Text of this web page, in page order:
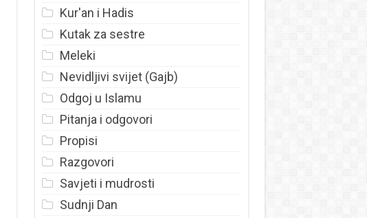
Kur'an i Hadis
Kutak za sestre
Meleki
Nevidljivi svijet (Gajb)
Odgoj u Islamu
Pitanja i odgovori
Propisi
Razgovori
Savjeti i mudrosti
Sudnji Dan